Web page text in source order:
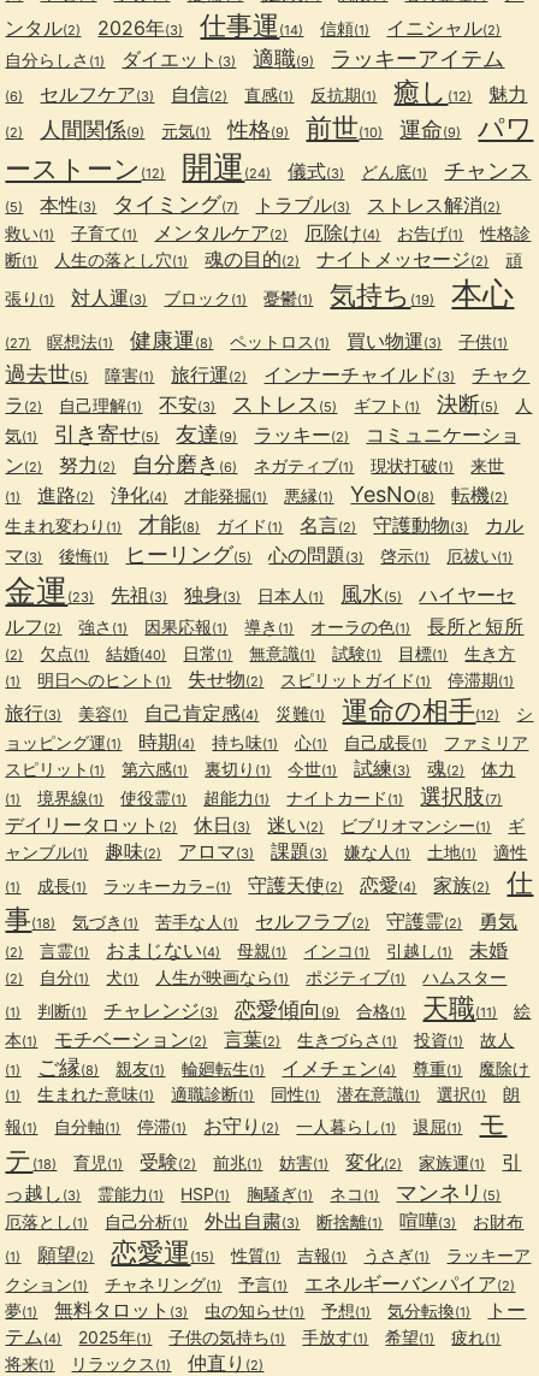
ンタル(2) 2026年(3) 仕事運 (14) 信頼(1) イニシャル(2)
自分らしさ (1) ダイエット (3) 適職(9) ラッキーアイテム
(6) セルフケア(3) 自信(2) 直感(1) 反抗期(1) 癒し (12) 魅力
(2) 人間関係(9) 元気(1) 性格(9) 前世(10) 運命(9)
パワ
ーストーン (12) 開運 (24) 儀式(3) どん底(1) チャンス
(5) 本性(3) タイミング(7) トラブル(3) ストレス解消(2)
救い(1) 子育て(1) メンタルケア(2) 厄除け(4) お告げ(1)
性格診
断(1) 人生の落とし穴(1) 魂の目的(2) ナイトメッセージ(2)
頑
張り (1) 対人運(3) ブロック (1) 憂鬱(1) 気持ち (19) 本心
(27) 瞑想法(1) 健康運(8) ペットロス (1) 買い物運(3) 子供(1)
過去世(5) 障害(1) 旅行運(2) インナーチャイルド (3)
チャク
ラ (2) 自己理解(1) 不安(3) ストレス (5) ギフト (1) 決断(5)
人
気(1) 引き寄せ(5) 友達 (9) ラッキー(2)
コミュニケーショ
ン(2) 努力 (2) 自分磨き (6) ネガティブ(1) 現状打破(1) 来世
(1) 進路(2) 浄化(4) 才能発掘(1) 悪縁(1) YesNo(8) 転機(2)
生まれ変わり (1) 才能(8) ガイド (1) 名言(2) 守護動物(3)
カル
マ(3) 後悔(1) ヒーリング(5) 心の問題 (3) 啓示(1) 厄祓い(1)
金運 (23) 先祖 (3) 独身(3) 日本人 (1) 風水(5)
ハイヤーセ
ルフ (2) 強さ (1) 因果応報(1) 導き (1) オーラの色(1) 長所と短所
(2) 欠点(1) 結婚(40) 日常 (1) 無意識(1) 試験(1) 目標(1) 生き方
(1) 明日へのヒント (1) 失せ物(2) スピリットガイド (1) 停滞期(1)
旅行(3) 美容(1) 自己肯定感(4) 災難(1) 運命の相手(12)
シ
ョッピング運(1) 時期(4) 持ち味(1) 心(1) 自己成長(1)
ファミリア
スピリット (1) 第六感(1) 裏切り (1) 今世(1) 試練(3) 魂(2) 体力
(1) 境界線(1) 使役霊(1) 超能力 (1) ナイトカード (1) 選択肢(7)
デイリータロット (2) 休日 (3) 迷い(2) ビブリオマンシー(1)
ギ
ャンブル(1) 趣味(2) アロマ(3) 課題 (3) 嫌な人 (1) 土地(1) 適性
(1) 成長(1) ラッキーカラ−(1) 守護天使(2) 恋愛(4) 家族(2)
仕
事(18) 気づき (1) 苦手な人 (1) セルフラブ(2) 守護霊(2) 勇気
(2) 言霊(1) おまじない(4) 母親(1) インコ (1) 引越し (1) 未婚
(2) 自分(1) 犬(1) 人生が映画なら (1) ポジティブ(1) ハムスター
(1) 判断(1) チャレンジ(3) 恋愛傾向 (9) 合格(1) 天職(11)
絵
本(1) モチベーション(2) 言葉(2) 生きづらさ (1) 投資(1) 故人
(1) ご縁(8) 親友(1) 輪廻転生(1) イメチェン(4) 尊重(1) 魔除け
(1) 生まれた意味(1) 適職診断(1) 同性(1) 潜在意識(1) 選択(1)
朗
報(1) 自分軸(1) 停滞(1) お守り (2) 一人暮らし (1) 退屈(1)
モ
テ (18) 育児 (1) 受験(2) 前兆(1) 妨害(1) 変化(2) 家族運(1)
引
っ越し (3) 霊能力 (1) HSP(1) 胸騒ぎ(1) ネコ (1) マンネリ (5)
厄落とし (1) 自己分析(1) 外出自粛(3) 断捨離(1) 喧嘩(3) お財布
(1) 願望(2) 恋愛運 (15) 性質(1) 吉報(1) うさぎ(1)
ラッキーア
クション(1) チャネリング(1) 予言(1) エネルギーバンパイア(2)
夢(1) 無料タロット (3) 虫の知らせ(1) 予想(1) 気分転換(1)
トー
テム (4) 2025年(1) 子供の気持ち(1) 手放す(1) 希望(1) 疲れ(1)
将来(1) リラックス (1) 仲直り (2)